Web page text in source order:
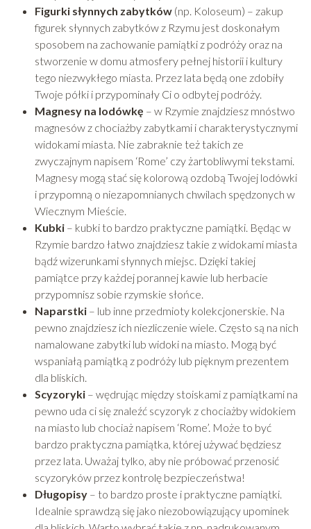
Figurki słynnych zabytków(np. Koloseum) – zakup
figurek słynnych zabytków z Rzymu jest doskonałym
sposobem na zachowanie pamiątki z podróży oraz na
stworzenie w domu atmosfery pełnej historii i kultury
tego niezwykłego miasta. Przez lata będą one zdobiły
Twoje półki i przypominały Ci o odbytej podróży.
Magnesy na lodówkę – w Rzymie znajdziesz mnóstwo
magnesów z chociażby zabytkami i charakterystycznymi
widokami miasta. Nie zabraknie też takich ze
zwyczajnym napisem ‘Rome’ czy żartobliwymi tekstami.
Magnesy mogą stać się kolorową ozdobą Twojej lodówki
i przypomną o niezapomnianych chwilach spędzonych w
Wiecznym Mieście.
Kubki – kubki to bardzo praktyczne pamiątki. Będąc w
Rzymie bardzo łatwo znajdziesz takie z widokami miasta
bądź wizerunkami słynnych miejsc. Dzięki takiej
pamiątce przy każdej porannej kawie lub herbacie
przypomnisz sobie rzymskie słońce.
Naparstki – lub inne przedmioty kolekcjonerskie. Na
pewno znajdziesz ich niezliczenie wiele. Często są na nich
namalowane zabytki lub widoki na miasto. Mogą być
wspaniałą pamiątką z podróży lub pięknym prezentem
dla bliskich.
Scyzoryki – wędrując między stoiskami z pamiątkami na
pewno uda ci się znaleźć scyzoryk z chociażby widokiem
na miasto lub chociaż napisem ‘Rome’. Może to być
bardzo praktyczna pamiątka, której używać będziesz
przez lata. Uważaj tylko, aby nie próbować przenosić
scyzoryków przez kontrolę bezpieczeństwa!
Długopisy– to bardzo proste i praktyczne pamiątki.
Idealnie sprawdzą się jako niezobowiązujący upominek